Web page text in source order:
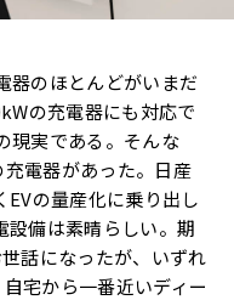
器のほとんどがいまだ
の充電器にも対応で
現実である。そんな
電器があった。日産
EVの量産化に乗り出し
設備は素晴らしい。期
話になったが、いずれ
宅から一番近いディー